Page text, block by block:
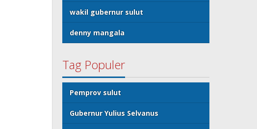
wakil gubernur sulut
denny mangala
Tag Populer
Pemprov sulut
Gubernur Yulius Selvanus